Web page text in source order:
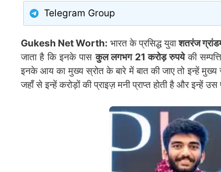
Telegram Group
Gukesh Net Worth: भारत के प्रसिद्ध युवाशतरंज
जाता है कि इनके पासकुल लगभग 21 करोड़ रुपयेकी
इनके आय का मुख्य स्रोत के बारे में बात की जाए तो इन्हें मुख्य
जहाँ से इन्हें करोड़ों की प्राइज़ मनी प्राप्त होती है और इन्हें उस